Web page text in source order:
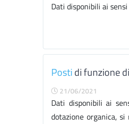
Dati disponibili ai
Postidi funzione
21/06/2021
Dati disponibili ai
dotazione organica,